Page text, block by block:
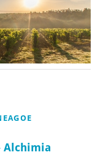
Alchimia